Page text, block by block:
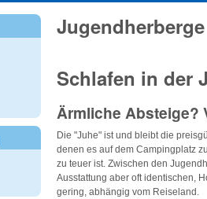
Jugendherberge
Schlafen in der
Ärmliche Absteige?
Die "Juhe" ist und bleibt die
denen es auf dem Campingplatz
zu teuer ist. Zwischen den
Ausstattung aber oft identischen,
gering, abhängig vom Reiseland.